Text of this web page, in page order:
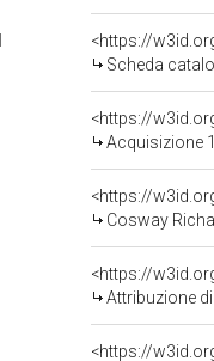
<https://
Scheda
<https://
Acquisizione
<https://
Cosway
<https://
Attribuzione
<https://